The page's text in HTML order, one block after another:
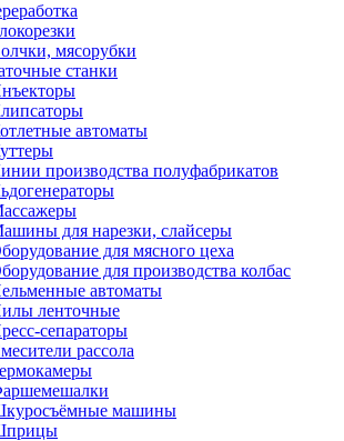
мясорубки
станки
автоматы
производства полуфабрикатов
для нарезки, слайсеры
для мясного цеха
для производства колбас
автоматы
ленточные
сепараторы
рассола
машины